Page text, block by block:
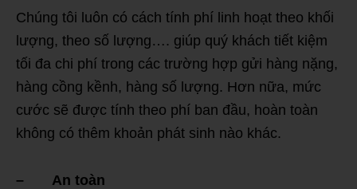
Chúng tôi luôn có cách tính phí linh hoạt theo khối
lượng, theo số lượng…. giúp quý khách tiết kiệm
tối đa chi phí trong các trường hợp gửi hàng nặng,
hàng cồng kềnh, hàng số lượng. Hơn nữa, mức
cước sẽ được tính theo phí ban đầu, hoàn toàn
không có thêm khoản phát sinh nào khác.
– An toàn